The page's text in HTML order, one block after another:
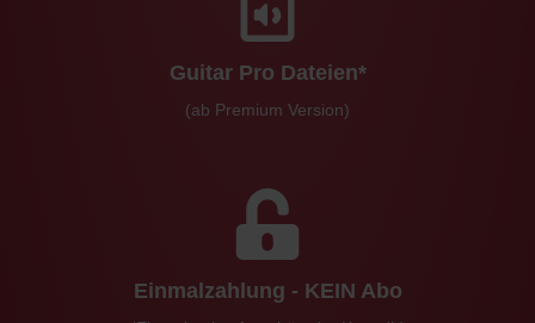
Guitar Pro Dateien*
(ab Premium Version)
Einmalzahlung - KEIN Abo